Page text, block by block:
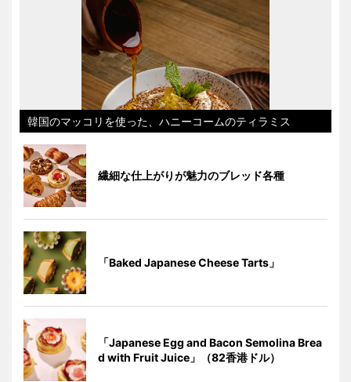
韓国のマッコリを使った、ハニーコームのティラミス
繊細な仕上がりが魅力のブレッド各種
「Baked Japanese Cheese Tarts」
「Japanese Egg and Bacon Semolina Brea
d with Fruit Juice」（82香港ドル）